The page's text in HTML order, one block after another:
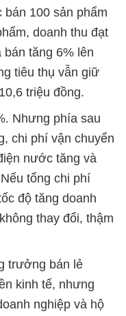
100 sản phẩm
doanh thu đạt
bán tăng 6% lên
tiêu thụ vẫn giữ
triệu đồng.
Nhưng phía sau
chi phí vận chuyển
nước tăng và
tổng chi phí
độ tăng doanh
thay đổi, thậm
trưởng bán lẻ
kinh tế, nhưng
nghiệp và hộ